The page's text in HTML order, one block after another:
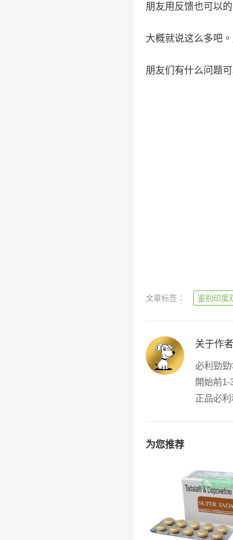
朋友用反馈也可以的
大概就说这么多吧
朋友们有什么问题
文章标签： 鉴别印度
关于作
必利勁
開始前
正品必利
为您推荐